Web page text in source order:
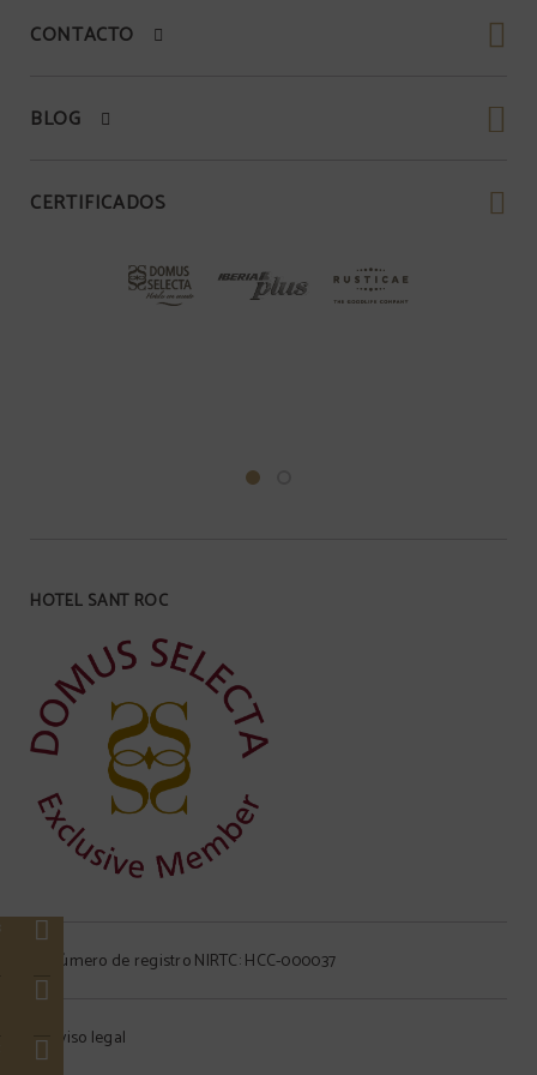
CONTACTO
BLOG
CERTIFICADOS
HOTEL SANT ROC
Número de registro NIRTC: HCC-000037
Aviso legal